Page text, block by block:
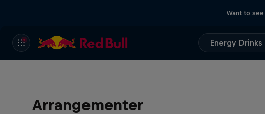
Want to
Energy Drinks
Arrangementer